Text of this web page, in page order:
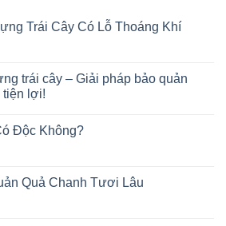
Trái Cây Có Lỗ Thoáng Khí
trái cây – Giải pháp bảo quản
lợi!
Độc Không?
Quả Chanh Tươi Lâu